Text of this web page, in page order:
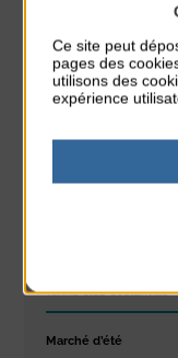
Réveil musculaire
du 3 Août au 7 Août
Plage du passous
Tennis Club Coutainville
Marché d’été
Ce site peut
pages des
utilisons des
expérience